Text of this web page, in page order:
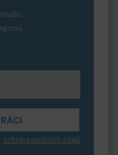
ochrana osobních údajů